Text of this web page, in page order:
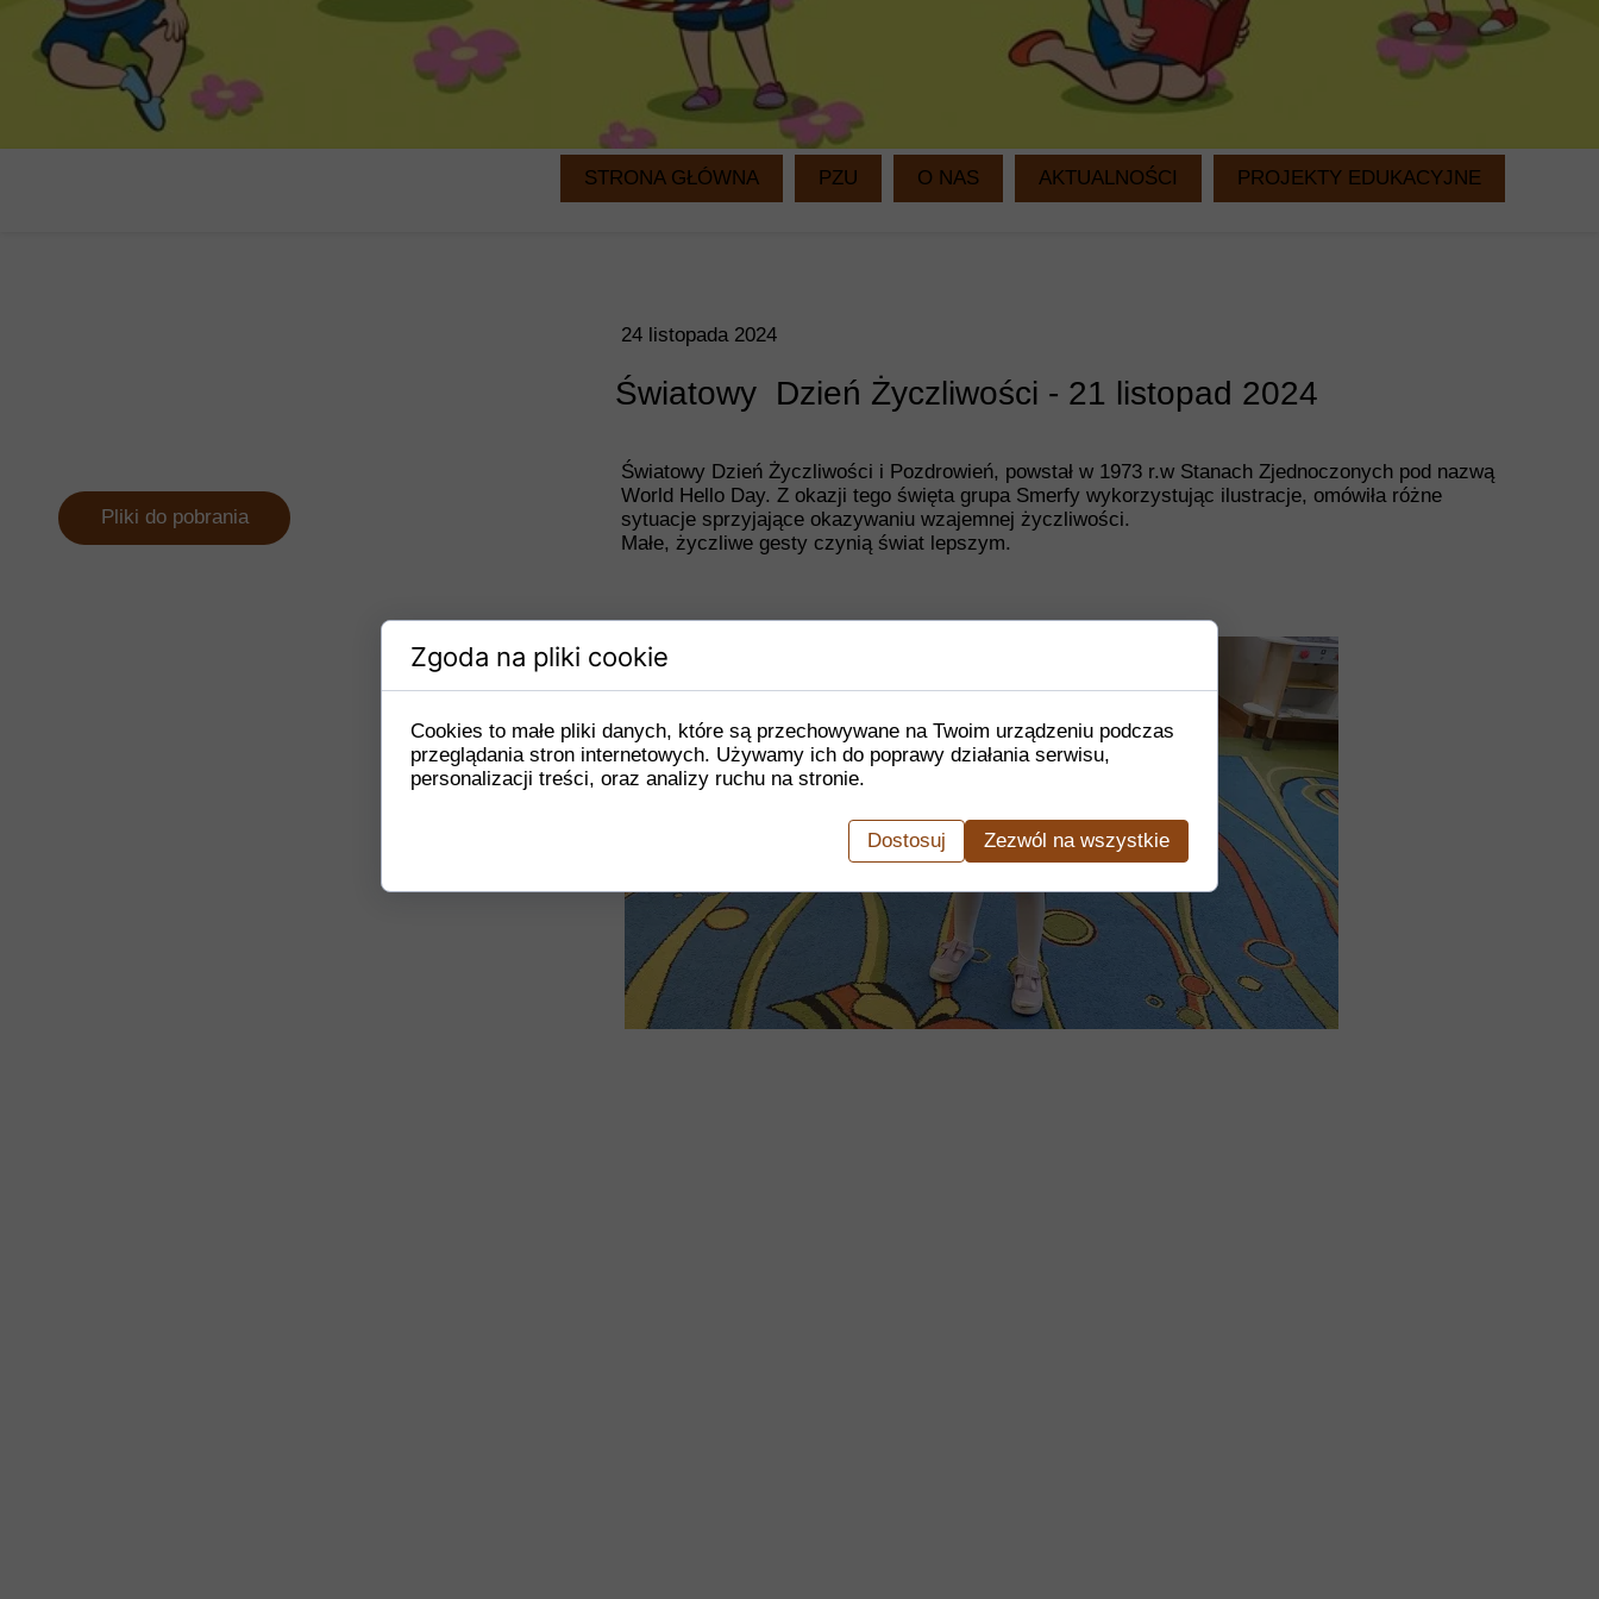
24 listopada 2024
Światowy Dzień Życzliwości - 21 listopad 2024
Światowy Dzień Życzliwości i Pozdrowień, powstał w 1973 r.w Stanach Zjednoczonych pod nazwą
World Hello Day. Z okazji tego święta grupa Smerfy wykorzystując ilustracje, omówiła różne
sytuacje sprzyjające okazywaniu wzajemnej życzliwości.
Małe, życzliwe gesty czynią świat lepszym.
Pliki do pobrania
STRONA GŁÓWNA PZU O NAS AKTUALNOŚCI PROJEKTY EDUKACYJNE
Zgoda na pliki cookie
Cookies to małe pliki danych, które są przechowywane na Twoim urządzeniu podczas
przeglądania stron internetowych. Używamy ich do poprawy działania serwisu,
personalizacji treści, oraz analizy ruchu na stronie.
Dostosuj Zezwól na wszystkie